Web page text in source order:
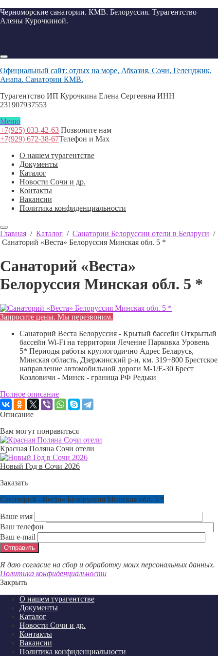
Черноморские санатории. КМВ. Белоруссия. Турагентство
Алены Курочкиной.
Официальный сайт: отдых на море, Абхазия, Сочи, Геленджик,
Анапа. Санатории КМВ.
Турагентство ИП Курочкина Елена Сергеевна ИНН
231907937553
Меню
+7(925) 033-42-63 Позвоните нам
+7(929) 672-38-67Телефон и Max
О нашем турагентстве
Документы
Каталог
Новости Сочи и др.
Контакты
Вакансии
Политика конфиденциальности
Главная / Каталог / Санатории Белоруссии отели в Беларуси /
Санаторий «Веста» Белоруссия Минская обл. 5 *
Санаторий «Веста»
Белоруссия Минская обл. 5 *
Запросите цены. Мы перезвоним.
Санаторий Веста Белоруссия - Крытый бассейн Открытый
бассейн Wi-Fi на территории Лечение Парковка Уровень
5* Периоды работы круглогодично Адрес Беларусь,
Минская область, Дзержинский р-н, км. 319+800 Брестское
направление автомобильной дороги М-1/Е-30 Брест
Козловичи - Минск - граница РФ Редьки
Полное описание
Описание
Вам могут понравиться
Красная Поляна Сочи отели
Новый Год в Сочи 2026
Заказать
Санаторий «Веста» Белоруссия Минская обл. 5 *
Ваше имя
Ваш телефон
Ваш e-mail
Я даю согласие на сбор и обработку моих персональных данных.
Политика конфиденциальности
Закрыть
О нашем турагентстве
Документы
Каталог
Новости Сочи и др.
Контакты
Вакансии
Политика конфиденциальности